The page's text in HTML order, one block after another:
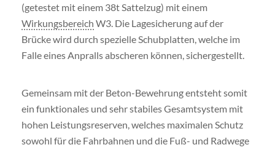
(getestet mit einem 38t Sattelzug) mit einem
Wirkungsbereich W3. Die Lagesicherung auf der
Brücke wird durch spezielle Schubplatten, welche im
Falle eines Anpralls abscheren können, sichergestellt.
Gemeinsam mit der Beton-Bewehrung entsteht somit
ein funktionales und sehr stabiles Gesamtsystem mit
hohen Leistungsreserven, welches maximalen Schutz
sowohl für die Fahrbahnen und die Fuß- und Radwege